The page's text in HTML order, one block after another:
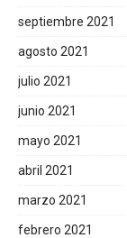
septiembre 2021
agosto 2021
julio 2021
junio 2021
mayo 2021
abril 2021
marzo 2021
febrero 2021